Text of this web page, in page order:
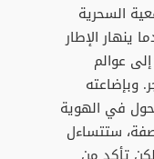
السحرية
ينهار الإطار
عوالم
وبإضاعته
في الهوية
ستتساءل